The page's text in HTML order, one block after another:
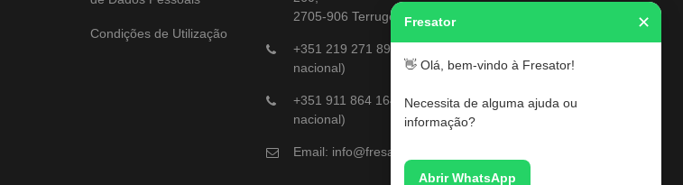
Condições de Utilização
2705-906 Terrugem
+351 219 271 891 (Chamada para a rede fixa
nacional)
+351 911 864 164 (Chamada para a rede fixa
nacional)
Email: info@fresator.pt
✕
Fresator
👋 Olá, bem-vindo à Fresator!
Necessita de alguma ajuda ou
informação?
Abrir WhatsApp